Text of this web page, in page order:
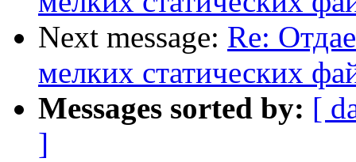
Next message: Re:
мелких статических
Messages sorted by: [
]